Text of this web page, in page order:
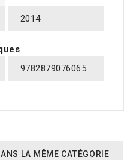
2014
9782879076065
LA MÊME CATÉGORIE